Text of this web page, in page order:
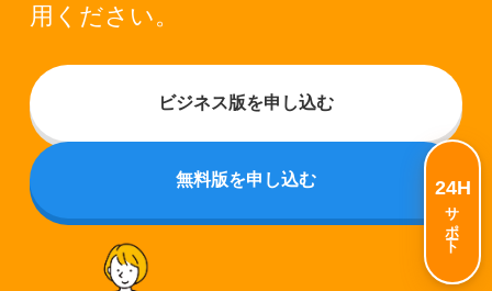
用ください。
ビジネス版を申し込む
無料版を申し込む 24H
サポート